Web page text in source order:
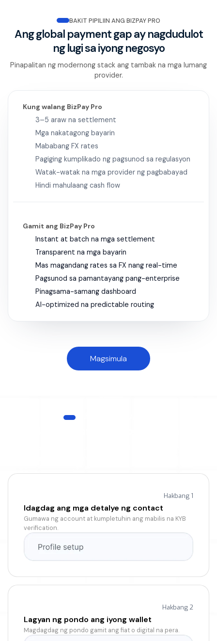
BAKIT PIPILIIN ANG BIZPAY PRO
Ang global payment gap ay nagdudulot
ng lugi sa iyong negosyo
Pinapalitan ng modernong stack ang tambak na mga lumang
provider.
Kung walang BizPay Pro
3–5 araw na settlement
Mga nakatagong bayarin
Mababang FX rates
Pagiging kumplikado ng pagsunod sa regulasyon
Watak-watak na mga provider ng pagbabayad
Hindi mahulaang cash flow
Gamit ang BizPay Pro
Instant at batch na mga settlement
Transparent na mga bayarin
Mas magandang rates sa FX nang real-time
Pagsunod sa pamantayang pang-enterprise
Pinagsama-samang dashboard
AI-optimized na predictable routing
Magsimula
Hakbang 1
Idagdag ang mga detalye ng contact
Gumawa ng account at kumpletuhin ang mabilis na KYB
verification.
Hakbang 2
Lagyan ng pondo ang iyong wallet
Magdagdag ng pondo gamit ang fiat o digital na pera.